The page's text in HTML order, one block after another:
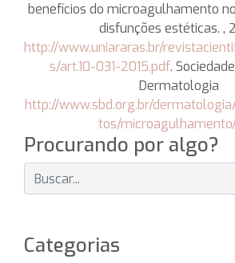
benefícios do microagulhamento
disfunções estéticas. ,
http://www.uniararas.br/
s/art.10-031-2015.pdf.
Dermatologia
http://www.sbd.org.br/
tos/
Procurando por algo?
Categorias